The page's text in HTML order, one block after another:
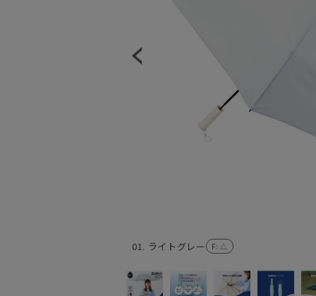
01. ライトグレー F: △